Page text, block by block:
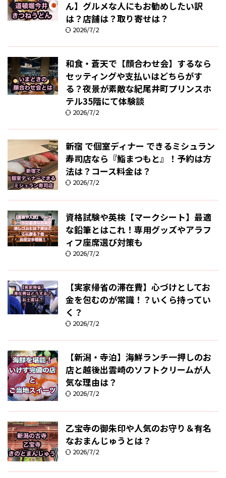
ん】グルメな人にもお勧めしたい訳
は？店舗は？取り寄せは？
2026/7/2
和食・蒼天で【顔合わせ会】するなら
セッティングや支払いはどちらがす
る？夜景が素敵な紀尾井町プリンスホ
テル35階にて体験談
2026/7/2
新宿 で個室ディナー できるミシュラン
寿司店なら『鮨まつもと』！予約は方
法は？コース料金は？
2026/7/2
資格試験や英検【マークシート】最適
な鉛筆とはこれ！専用グッズやアラフ
ィフ座席選び対策も
2026/7/2
【実家帰省の滞在費】心づけとしてお
金を包むのが常識！？いくら持ってい
く？
2026/7/2
【新潟・寺泊】海鮮ランチ一押しのお
店と越後出雲崎のソフトクリームが人
気な理由は？
2026/7/2
乙宝寺の御朱印や人気のお守り＆有名
なおまんじゅうとは？
2026/7/2